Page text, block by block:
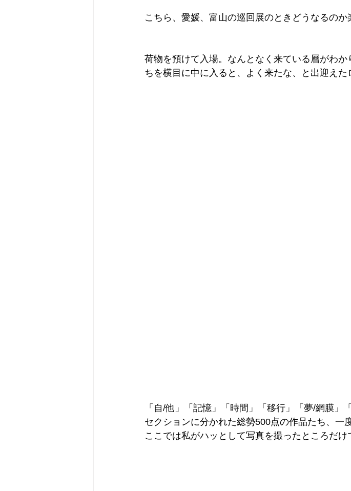
こちら、愛媛、富山の巡回展のときどうなるのか
荷物を預けて入場。なんとなく来ている層がわ
ちを横目に中に入ると、よく来たな、と出迎えた
「自/他」「記憶」「時間」「移行」「夢/網膜
セクションに分かれた総勢500点の作品たち、一
ここでは私がハッとして写真を撮ったところだけ